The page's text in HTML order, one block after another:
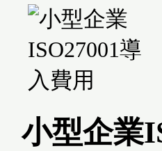
小型企業